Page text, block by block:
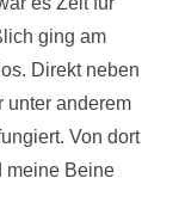
ging am
Direkt neben
unter anderem
Von dort
meine Beine